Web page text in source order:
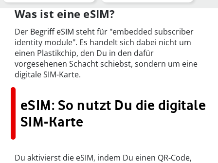
Feature
Was ist eine eSIM?
Der Begriff eSIM steht für "embedded subscriber
identity module". Es handelt sich dabei nicht um
einen Plastikchip, den Du in den dafür
vorgesehenen Schacht schiebst, sondern um eine
digitale SIM-Karte.
eSIM: So nutzt Du die digitale
SIM-Karte
Du aktivierst die eSIM, indem Du einen QR-Code,